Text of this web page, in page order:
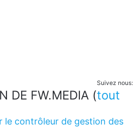
Suivez nous:
DE FW.MEDIA (tout
le contrôleur de gestion des